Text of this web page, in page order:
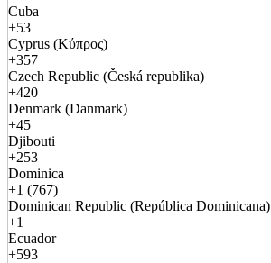
Cuba
+53
Cyprus (Κύπρος)
+357
Czech Republic (Česká republika)
+420
Denmark (Danmark)
+45
Djibouti
+253
Dominica
+1 (767)
Dominican Republic (República Dominicana)
+1
Ecuador
+593